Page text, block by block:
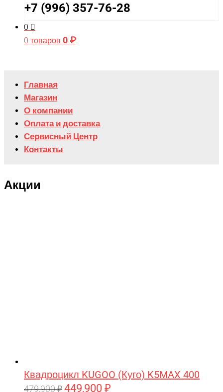
+7 (996) 357-76-28
0
0 товаров 0 ₽
Главная
Магазин
О компании
Оплата и доставка
Сервисный Центр
Контакты
Акции
Квадроцикл KUGOO (Куго) K5MAX 400
479,900₽ Первоначальная
449,900 ₽